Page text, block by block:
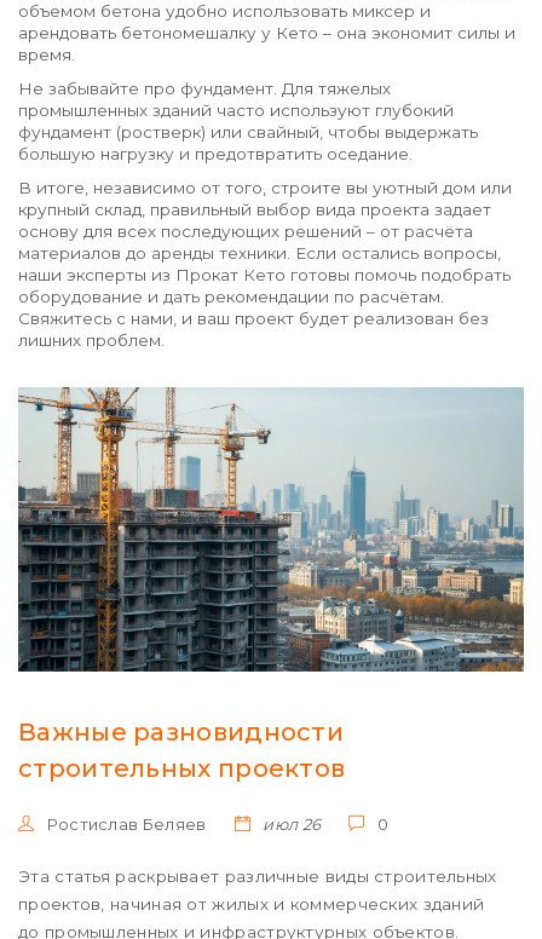
объемом бетона удобно использовать миксер и
арендовать бетономешалку у Кето – она экономит силы и
время.
Не забывайте про фундамент. Для тяжелых
промышленных зданий часто используют глубокий
фундамент (ростверк) или свайный, чтобы выдержать
большую нагрузку и предотвратить оседание.
В итоге, независимо от того, строите вы уютный дом или
крупный склад, правильный выбор вида проекта задает
основу для всех последующих решений – от расчёта
материалов до аренды техники. Если остались вопросы,
наши эксперты из Прокат Кето готовы помочь подобрать
оборудование и дать рекомендации по расчётам.
Свяжитесь с нами, и ваш проект будет реализован без
лишних проблем.
Важные разновидности
строительных проектов
Ростислав Беляев июл 26 0
Эта статья раскрывает различные виды строительных
проектов, начиная от жилых и коммерческих зданий
до промышленных и инфраструктурных объектов.